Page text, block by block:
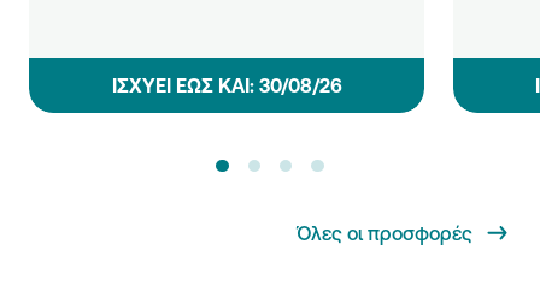
ΙΣΧΥΕΙ ΕΩΣ ΚΑΙ: 30/08/26
Όλες οι προσφορές